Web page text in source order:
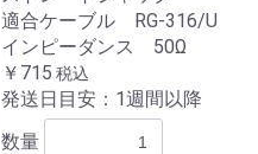
適合ケーブル RG-316/U
インピーダンス 50Ω
￥715 税込
発送日目安：1週間以降
数量